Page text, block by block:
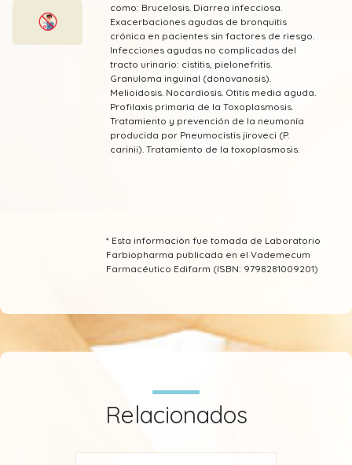
como: Brucelosis. Diarrea infecciosa.
Exacerbaciones agudas de bronquitis
crónica en pacientes sin factores de riesgo.
Infecciones agudas no complicadas del
tracto urinario: cistitis, pielonefritis.
Granuloma inguinal (donovanosis).
Melioidosis. Nocardiosis. Otitis media aguda.
Profilaxis primaria de la Toxoplasmosis.
Tratamiento y prevención de la neumonía
producida por Pneumocistis jiroveci (P.
carinii). Tratamiento de la toxoplasmosis.
* Esta información fue tomada de Laboratorio
Farbiopharma publicada en el Vademecum
Farmacéutico Edifarm (ISBN: 9798281009201)
Relacionados